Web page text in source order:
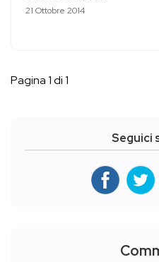
21 Ottobre 2014
Pagina 1 di 1
Seguici